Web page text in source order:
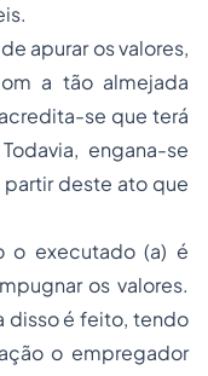
apurar os valores,
a tão almejada
se que terá
engana-se
partir deste ato que
o executado (a) é
os valores.
disso é feito, tendo
o empregador